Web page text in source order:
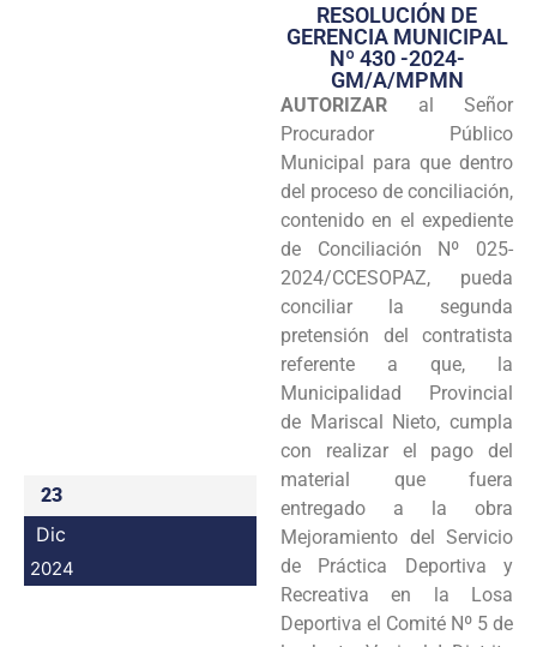
Transparencia
Seguridad
Programas
Intranet
23
Dic
2024
RESOLUCIÓN DE
GERENCIA MUNICIPAL
Nº 430 -2024-
GM/A/MPMN
AUTORIZAR al Señor
Procurador Público
Municipal para que dentro
del proceso de conciliación,
contenido en el expediente
de Conciliación Nº 025-
2024/CCESOPAZ, pueda
conciliar la segunda
pretensión del contratista
referente a que, la
Municipalidad Provincial
de Mariscal Nieto, cumpla
con realizar el pago del
material que fuera
entregado a la obra
Mejoramiento del Servicio
de Práctica Deportiva y
Recreativa en la Losa
Deportiva el Comité Nº 5 de